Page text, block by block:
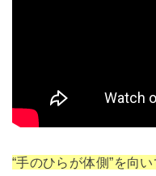
“手のひらが体側”を向